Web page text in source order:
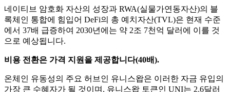
네이티브 암호화 자산의 성장과 RWA(실물가연동자산)의 블
록체인 통합에 힘입어 DeFi의 총 예치자산(TVL)은 현재 수준
에서 37배 급증하여 2030년에는 약 2조 7천억 달러에 이를 것
으로 예상됩니다.
비용 전환은 가격 지원을 제공합니다(40배).
온체인 유동성의 주요 허브인 유니스왑은 이러한 자금 유입의
가장 큰 수혜자가 될 것이며, 유니스왑 토큰인 UNI는 2.6달러